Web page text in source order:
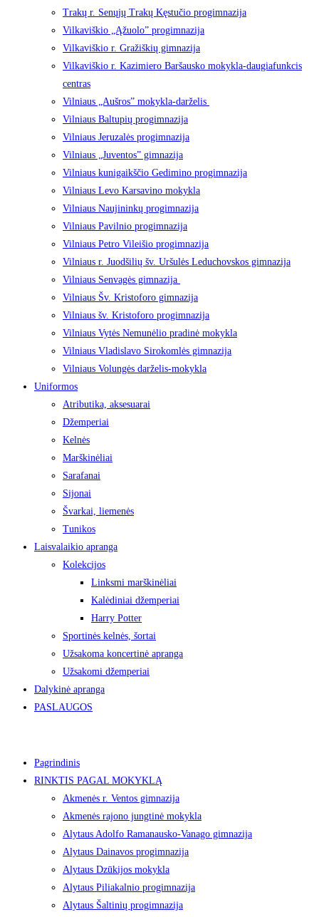
Trakų r. Senųjų Trakų Kęstučio progimnazija
Vilkaviškio „Ąžuolo” progimnazija
Vilkaviškio r. Gražiškių gimnazija
Vilkaviškio r. Kazimiero Baršausko mokykla-daugiafunkcis
centras
Vilniaus „Aušros” mokykla-darželis
Vilniaus Baltupių progimnazija
Vilniaus Jeruzalės progimnazija
Vilniaus „Juventos” gimnazija
Vilniaus kunigaikščio Gedimino progimnazija
Vilniaus Levo Karsavino mokykla
Vilniaus Naujininkų progimnazija
Vilniaus Pavilnio progimnazija
Vilniaus Petro Vileišio progimnazija
Vilniaus r. Juodšilių šv. Uršulės Leduchovskos gimnazija
Vilniaus Senvagės gimnazija
Vilniaus Šv. Kristoforo gimnazija
Vilniaus šv. Kristoforo progimnazija
Vilniaus Vytės Nemunėlio pradinė mokykla
Vilniaus Vladislavo Sirokomlės gimnazija
Vilniaus Volungės darželis-mokykla
Uniformos
Atributika, aksesuarai
Džemperiai
Kelnės
Marškinėliai
Sarafanai
Sijonai
Švarkai, liemenės
Tunikos
Laisvalaikio apranga
Kolekcijos
Linksmi marškinėliai
Kalėdiniai džemperiai
Harry Potter
Sportinės kelnės, šortai
Užsakoma koncertinė apranga
Užsakomi džemperiai
Dalykinė apranga
PASLAUGOS
Pagrindinis
RINKTIS PAGAL MOKYKLĄ
Akmenės r. Ventos gimnazija
Akmenės rajono jungtinė mokykla
Alytaus Adolfo Ramanausko-Vanago gimnazija
Alytaus Dainavos progimnazija
Alytaus Dzūkijos mokykla
Alytaus Piliakalnio progimnazija
Alytaus Šaltinių progimnazija